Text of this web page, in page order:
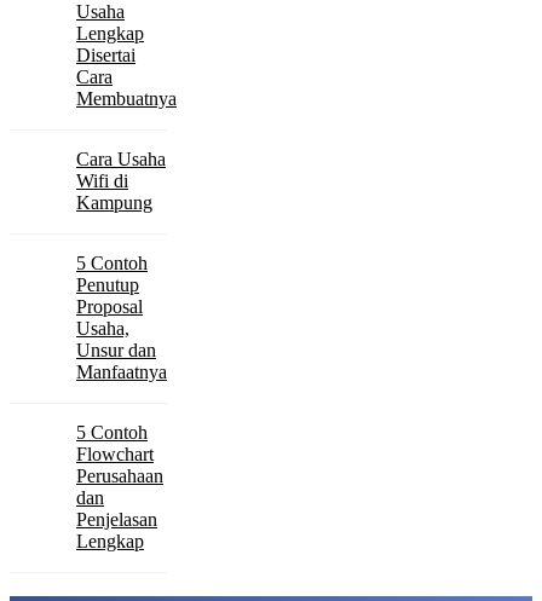
Usaha
Lengkap
Disertai
Cara
Membuatnya
Cara Usaha
Wifi di
Kampung
5 Contoh
Penutup
Proposal
Usaha,
Unsur dan
Manfaatnya
5 Contoh
Flowchart
Perusahaan
dan
Penjelasan
Lengkap